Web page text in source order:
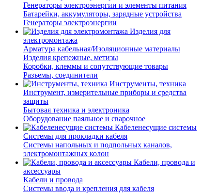
Генераторы электроэнергии и элементы питания
Батарейки, аккумуляторы, зарядные устройства
Генераторы электроэнергии
Изделия для
электромонтажа
Арматура кабельная/Изоляционные материалы
Изделия крепежные, метизы
Коробки, клеммы и сопутствующие товары
Разъемы, соединители
Инструменты, техника
Инструмент, измерительные приборы и средства
защиты
Бытовая техника и электроника
Оборудование паяльное и сварочное
Кабеленесущие системы
Системы для прокладки кабеля
Системы напольных и подпольных каналов,
электромонтажных колон
Кабели, провода и
аксессуары
Кабели и провода
Системы ввода и крепления для кабеля